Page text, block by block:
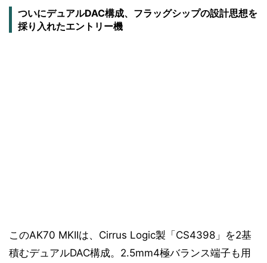
ついにデュアルDAC構成、フラッグシップの設計思想を
採り入れたエントリー機
このAK70 MKIIは、Cirrus Logic製「CS4398」を2基
積むデュアルDAC構成。2.5mm4極バランス端子も用